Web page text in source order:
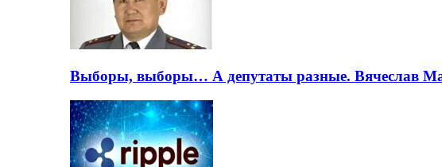
Выборы, выборы… А депутаты разные. Вячеслав